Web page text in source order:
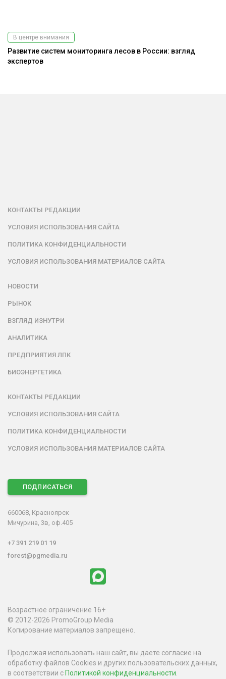
В центре внимания
Развитие систем мониторинга лесов в России: взгляд
экспертов
КОНТАКТЫ РЕДАКЦИИ
УСЛОВИЯ ИСПОЛЬЗОВАНИЯ САЙТА
ПОЛИТИКА КОНФИДЕНЦИАЛЬНОСТИ
УСЛОВИЯ ИСПОЛЬЗОВАНИЯ МАТЕРИАЛОВ САЙТА
НОВОСТИ
РЫНОК
ВЗГЛЯД ИЗНУТРИ
АНАЛИТИКА
ПРЕДПРИЯТИЯ ЛПК
БИОЭНЕРГЕТИКА
КОНТАКТЫ РЕДАКЦИИ
УСЛОВИЯ ИСПОЛЬЗОВАНИЯ САЙТА
ПОЛИТИКА КОНФИДЕНЦИАЛЬНОСТИ
УСЛОВИЯ ИСПОЛЬЗОВАНИЯ МАТЕРИАЛОВ САЙТА
ПОДПИСАТЬСЯ
660068, Красноярск
Мичурина, 3в, оф.405
+7 391 219 01 19
forest@pgmedia.ru
Возрастное ограничение 16+
© 2012-2026 PromoGroup Media
Копирование материалов запрещено.
Продолжая использовать наш сайт, вы даете согласие на
обработку файлов Cookies и других пользовательских данных,
в соответствии с Политикой конфиденциальности.